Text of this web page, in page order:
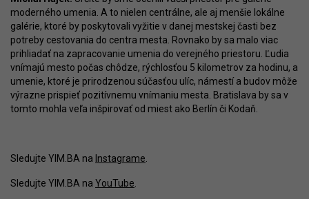
moderného umenia. A to nielen centrálne, ale aj menšie lokálne
galérie, ktoré by poskytovali vyžitie v danej mestskej časti bez
potreby cestovania do centra mesta. Rovnako by sa malo viac
prihliadať na zapracovanie umenia do verejného priestoru. Ľudia
vnímajú mesto počas chôdze, rýchlosťou 5 kilometrov za hodinu, a
umenie, ktoré je prirodzenou súčasťou ulíc, námestí a budov môže
výrazne prispieť pozitívnemu vnímaniu mesta. Bratislava by sa v
tomto mohla veľa inšpirovať od miest ako Berlín či Kodaň.
Sledujte YIM.BA na Instagrame
Sledujte YIM.BA na YouTube